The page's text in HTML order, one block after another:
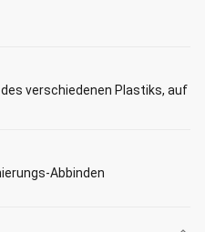
verschiedenen Plastiks, auf
Abbinden